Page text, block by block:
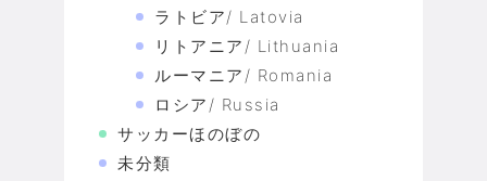
ラトビア/ Latovia
リトアニア/ Lithuania
ルーマニア/ Romania
ロシア/ Russia
サッカーほのぼの
未分類